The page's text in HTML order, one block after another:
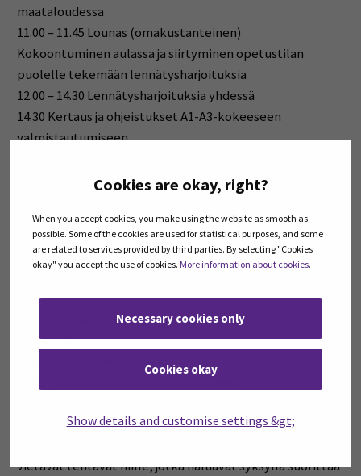
Cookies are okay, right?
When you accept cookies, you make using the website as smooth as
possible. Some of the cookies are used for statistical purposes, and some
are related to services provided by third parties. By selecting "Cookies
okay" you accept the use of cookies. More information about cookies.
Necessary cookies only
Cookies okay
Show details and customise settings &gt;
maataloudessa
11.00 – 11.45 Lounas (omakustanteinen)
Kokoontuminen aulassa ja siirtyminen opetustilan
puolelle tekemään lennätysharjoituksia
12.00 – 14.30 Lennätysharjoituksia yhdessä
14.30 Kertaus ja ohjeistukset A1-A3-kokeeseen
valmistautumiseen.
Tiistai 8.4. klo 9–15 Teoriakokeet
Suoritetaan teoriakokeet A1/A3. Perehdytään edelleen
erilaisiin drooneihin ja niiden käyttöön. Kouluttajina
Kahvit tarjolla ravintola Lakiassa
9.00 – 11.00Kertaus edellisviikkoon. Suoritetaan
verkkoteoriakokeet A1/A3.
puolelle tekemään lennätysharjoituksia
vietävät tehtävät niille, jotka haluavat syksylläsuorittaa